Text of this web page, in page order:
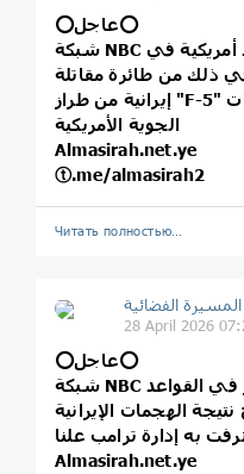
⭕️عاجل⭕️
شبكة NBC عن 6 مصادر: تعرضت قواعد أمريكية في
ذلك من طائرة مقاتلة
إيرانية من طراز "F-5" على الرغم من وجود الدفاعات
الجوية الأمريكية
Almasirah.net.ye
ⓣ.me/almasirah2
Читать полностью…
المسيرة الفضائية
28 April 2026
⭕️عاجل⭕️
شبكة NBC عن 6 مصادر: حجم الأضرار في القواعد
الهجمات الإيرانية
به إدارة ترامب علنا
Almasirah.net.ye